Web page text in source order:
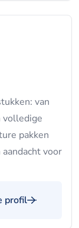
van
volledige
pakken
voor
profil